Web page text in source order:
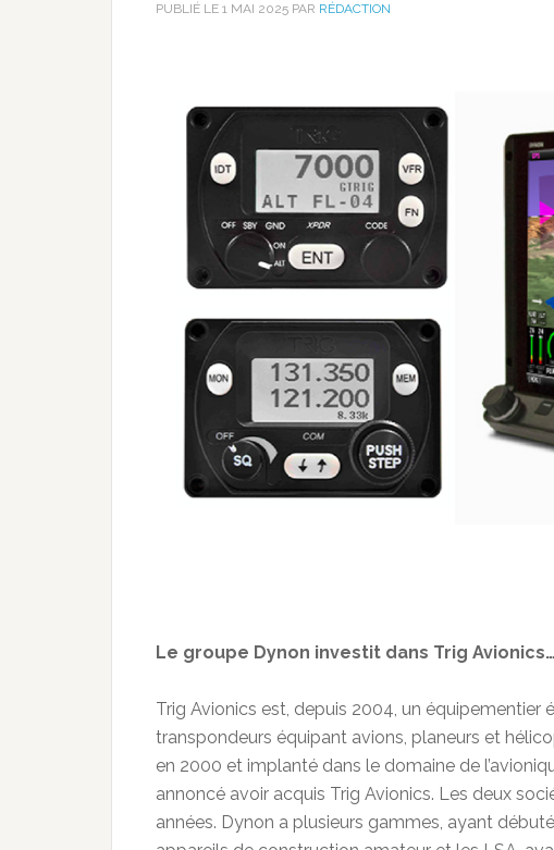
PUBLIÉ LE 1 MAI 2025 PAR RÉDACTION
Le groupe Dynon investit dans Trig Avionics…
Trig Avionics est, depuis 2004, un équipementier
transpondeurs équipant avions, planeurs et
en 2000 et implanté dans le domaine de
annoncé avoir acquis Trig Avionics. Les deux
années. Dynon a plusieurs gammes, ayant